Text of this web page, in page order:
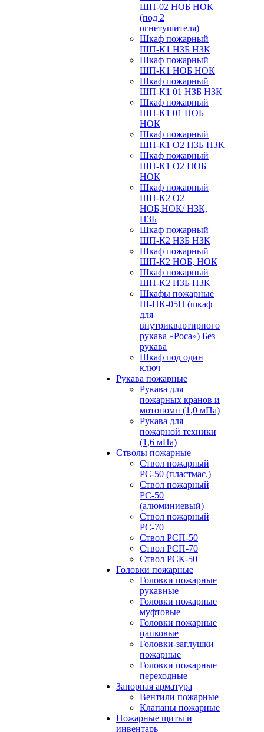
ШП-02 НОБ НОК
(под 2
огнетушителя)
Шкаф пожарный
ШП-К1 НЗБ НЗК
Шкаф пожарный
ШП-К1 НОБ НОК
Шкаф пожарный
ШП-К1 01 НЗБ НЗК
Шкаф пожарный
ШП-К1 01 НОБ
НОК
Шкаф пожарный
ШП-К1 О2 НЗБ НЗК
Шкаф пожарный
ШП-К1 О2 НОБ
НОК
Шкаф пожарный
ШП-К2 О2
НОБ,НОК/ НЗК,
НЗБ
Шкаф пожарный
ШП-К2 НЗБ НЗК
Шкаф пожарный
ШП-К2 НОБ, НОК
Шкаф пожарный
ШП-К2 НЗБ НЗК
Шкафы пожарные
Ш-ПК-05Н (шкаф
для
внутриквартирного
рукава «Роса») Без
рукава
Шкаф под один
ключ
Рукава пожарные
Рукава для
пожарных кранов и
мотопомп (1,0 мПа)
Рукава для
пожарной техники
(1,6 мПа)
Стволы пожарные
Ствол пожарный
РС-50 (пластмас.)
Ствол пожарный
РС-50
(алюминиевый)
Ствол пожарный
РС-70
Ствол РСП-50
Ствол РСП-70
Ствол РСК-50
Головки пожарные
Головки пожарные
рукавные
Головки пожарные
муфтовые
Головки пожарные
цапковые
Головки-заглушки
пожарные
Головки пожарные
переходные
Запорная арматура
Вентили пожарные
Клапаны пожарные
Пожарные щиты и
инвентарь